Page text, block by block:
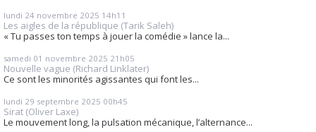
lundi 24 novembre 2025 14h11
Les aigles de la république (Tarik Saleh)
« Tu passes ton temps à jouer la comédie » lance la...
samedi 01 novembre 2025 21h05
Nouvelle vague (Richard Linklater)
Ce sont les minorités agissantes qui font les...
lundi 29 septembre 2025 00h45
Sirat (Oliver Laxe)
Le mouvement long, la pulsation mécanique, l’alternance...